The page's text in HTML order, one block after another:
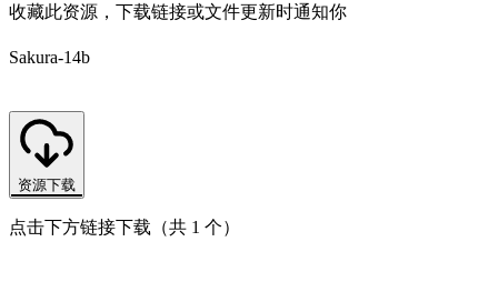
收藏此资源，下载链接或文件更新时通知你
Sakura-14b
资源下载
点击下方链接下载（共 1 个）